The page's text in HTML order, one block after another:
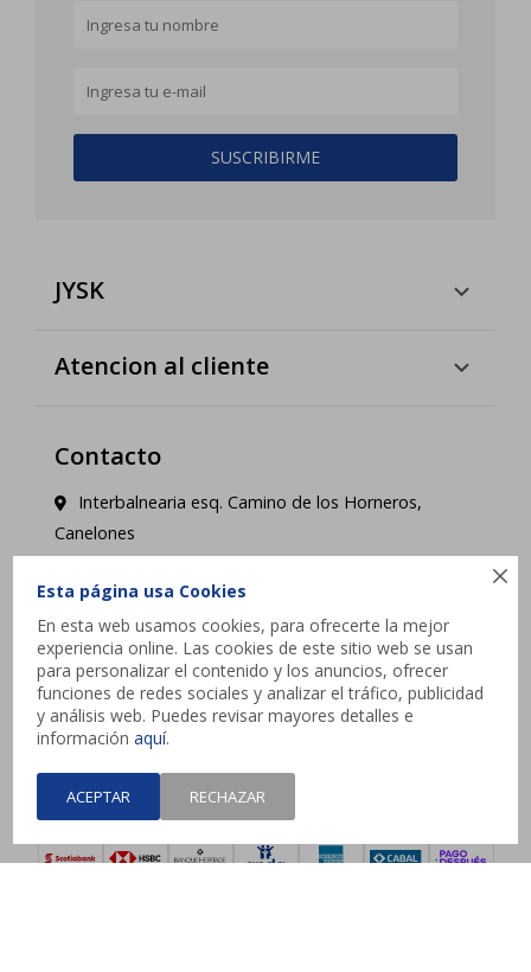

Esta página usa Cookies
En esta web usamos cookies, para ofrecerte la mejor
experiencia online. Las cookies de este sitio web se usan
para personalizar el contenido y los anuncios, ofrecer
funciones de redes sociales y analizar el tráfico, publicidad
y análisis web. Puedes revisar mayores detalles e
informaciónaquí.
ACEPTAR RECHAZAR
SUSCRIBIRME
JYSK
Atencion al cliente
Contacto
Interbalnearia esq. Camino de los Horneros,
Canelones
contacto@jysk.uy
Lunes a Domingo de 10 a 21 hs - Pick up web 3 a
4 días hábiles.
   